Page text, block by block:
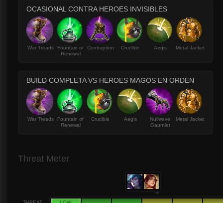
OCASIONAL CONTRA HEROES INVISIBLES
War Treads
Fountain of
Renewal
Contraption Crucible Aegis Metal Jacket
BUILD COMPLETA VS HEROES MAGOS EN ORDEN
War Treads
Fountain of
Renewal
Crucible Aegis
Nullwave
Gauntlet
Metal Jacket
Threat Meter